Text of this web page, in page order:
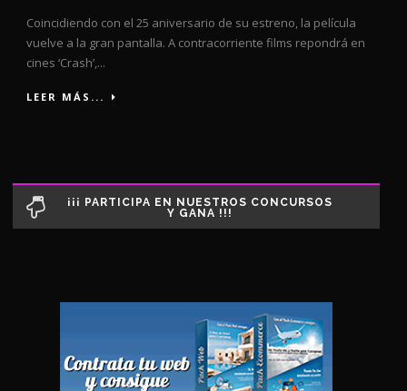
Coincidiendo con el 25 aniversario de su estreno, la película
vuelve a la gran pantalla. A contracorriente films repondrá en
cines ‘Crash’,...
LEER MÁS...
¡¡¡ PARTICIPA EN NUESTROS CONCURSOS
Y GANA !!!